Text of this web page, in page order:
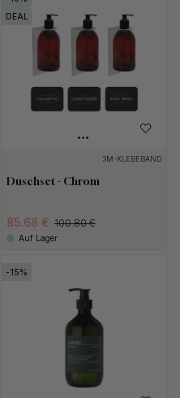
DEAL
3M-KLEBEBAND
Duschset - Chrom
85.68 € 100.80 €
Auf Lager
15